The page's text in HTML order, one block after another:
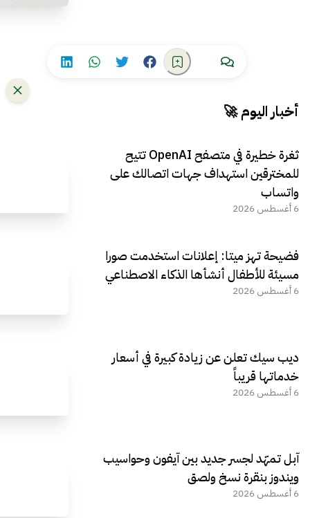
أخبار اليوم 🚀
ثغرة خطيرة في متصفح OpenAI تتيح
للمخترقين استهداف جهات اتصالك على
واتساب
6 أغسطس 2026
فضيحة تهز ميتا: إعلانات استخدمت صورا
مسيئة للأطفال أنشأها الذكاء الاصطناعي
6 أغسطس 2026
ديب سيك تعلن عن زيادة كبيرة في أسعار
خدماتها قريباً
6 أغسطس 2026
آبل تمهّد لجسر جديد بين آيفون وحواسيب
ويندوز بنقرة نسخ ولصق
6 أغسطس 2026